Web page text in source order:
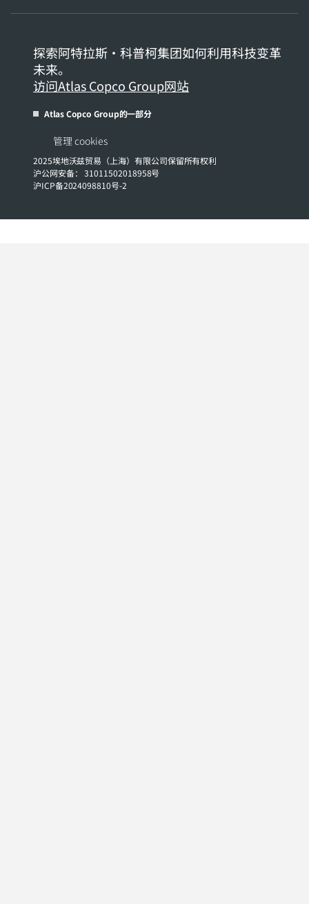
探索阿特拉斯·科普柯集团如何利用科技变革
未来。
访问Atlas Copco Group网站
Atlas Copco Group的一部分
2025埃地沃兹贸易（上海）有限公司保留所有权利
沪公网安备： 31011502018958号
沪ICP备2024098810号-2
管理 cookies